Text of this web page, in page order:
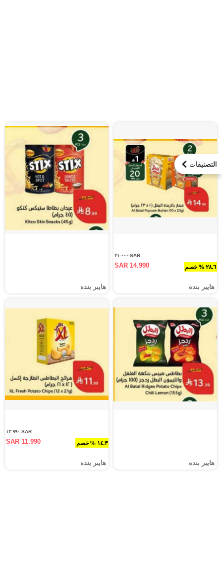
التصنيفات
٢٨.٦ % خصم
SAR ٢١.٠٠٠
SAR 14.990
هايبر بنده هايبر بنده
هايبر بنده
١٤.٣ % خصم
SAR ١٣.٩٩٠
SAR 11.990
هايبر بنده